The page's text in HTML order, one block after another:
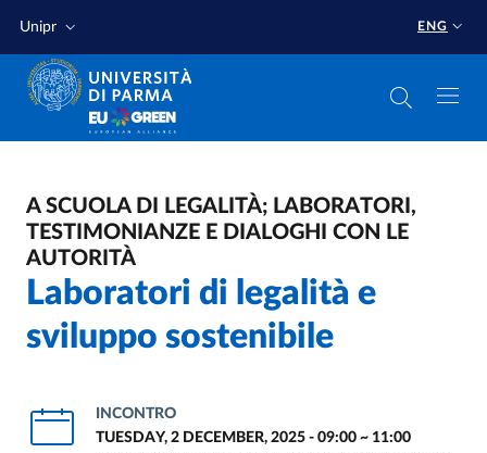
Unipr ENG
A SCUOLA DI LEGALITÀ; LABORATORI,
TESTIMONIANZE E DIALOGHI CON LE
AUTORITÀ
Laboratori di legalità e
sviluppo sostenibile
INCONTRO
TUESDAY, 2 DECEMBER, 2025 - 09:00 ~ 11:00